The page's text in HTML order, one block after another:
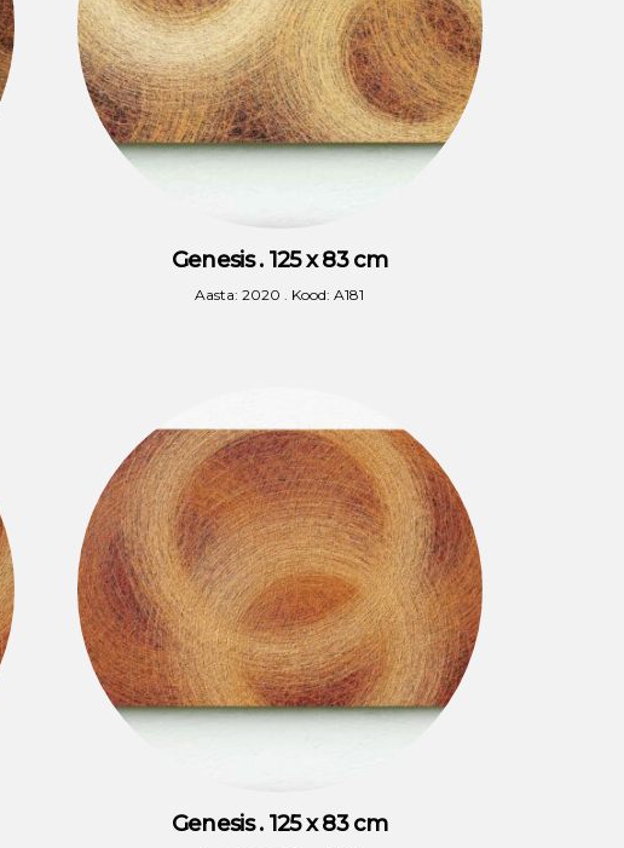
Genesis . 125 x 83 cm
Aasta: 2020 . Kood: A181
Genesis . 125 x 83 cm